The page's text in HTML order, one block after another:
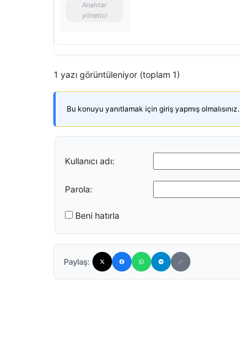
Anahtar
yönetici
1 yazı görüntüleniyor (toplam 1)
Bu konuyu yanıtlamak için giriş yapmış olmalısınız.
Kullanıcı adı:
Parola:
Beni hatırla
Paylaş: